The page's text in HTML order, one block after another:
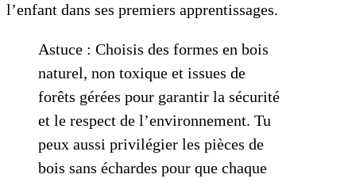
l’enfant dans ses premiers apprentissages.
Astuce : Choisis des formes en bois
naturel, non toxique et issues de
forêts gérées pour garantir la sécurité
et le respect de l’environnement. Tu
peux aussi privilégier les pièces de
bois sans échardes pour que chaque